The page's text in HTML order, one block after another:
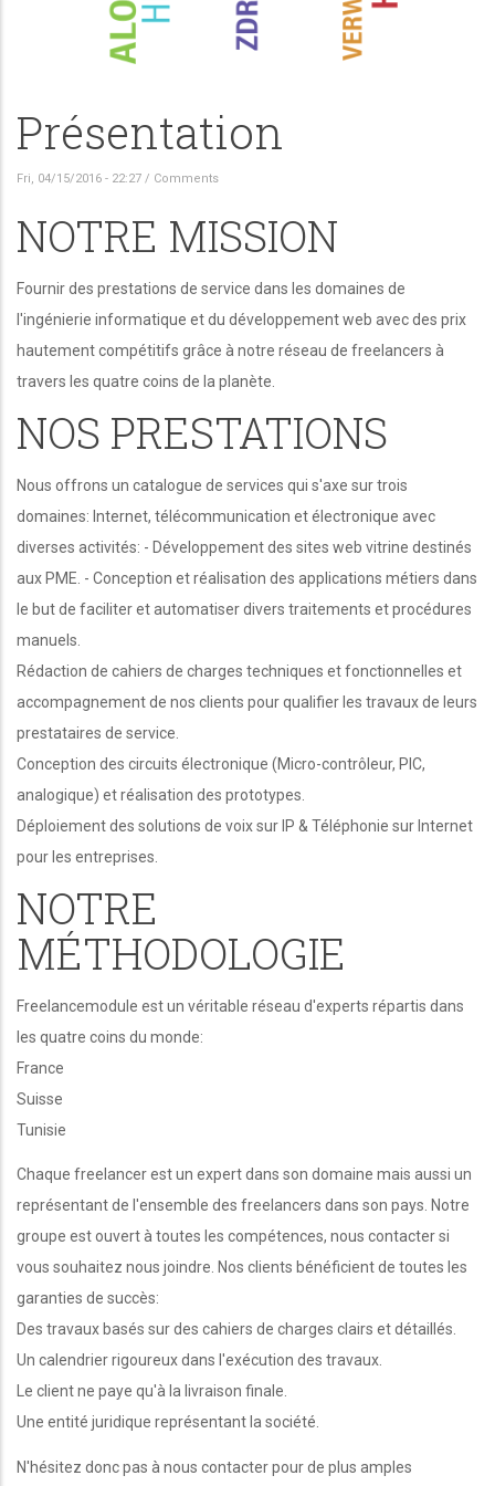
Présentation
Fri, 04/15/2016 - 22:27 / Comments
NOTRE MISSION
Fournir des prestations de service dans les domaines de
l'ingénierie informatique et du développement web avec des prix
hautement compétitifs grâce à notre réseau de freelancers à
travers les quatre coins de la planète.
NOS PRESTATIONS
Nous offrons un catalogue de services qui s'axe sur trois
domaines: Internet, télécommunication et électronique avec
diverses activités: - Développement des sites web vitrine destinés
aux PME. - Conception et réalisation des applications métiers dans
le but de faciliter et automatiser divers traitements et procédures
manuels.
Rédaction de cahiers de charges techniques et fonctionnelles et
accompagnement de nos clients pour qualifier les travaux de leurs
prestataires de service.
Conception des circuits électronique (Micro-contrôleur, PIC,
analogique) et réalisation des prototypes.
Déploiement des solutions de voix sur IP & Téléphonie sur Internet
pour les entreprises.
NOTRE
MÉTHODOLOGIE
Freelancemodule est un véritable réseau d'experts répartis dans
les quatre coins du monde:
France
Suisse
Tunisie
Chaque freelancer est un expert dans son domaine mais aussi un
représentant de l'ensemble des freelancers dans son pays. Notre
groupe est ouvert à toutes les compétences, nous contacter si
vous souhaitez nous joindre. Nos clients bénéficient de toutes les
garanties de succès:
Des travaux basés sur des cahiers de charges clairs et détaillés.
Un calendrier rigoureux dans l'exécution des travaux.
Le client ne paye qu'à la livraison finale.
Une entité juridique représentant la société.
N'hésitez donc pas à nous contacter pour de plus amples